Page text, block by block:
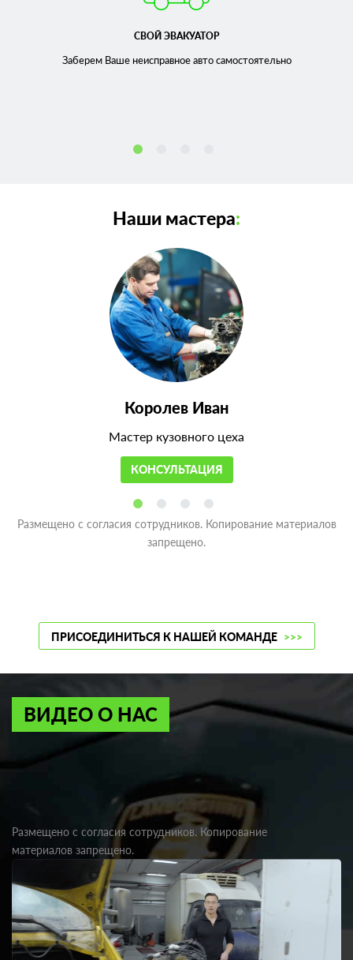
СВОЙ ЭВАКУАТОР
Заберем Ваше неисправноеавто самостоятельно
Наши мастера:
Королев Иван
Мастер кузовного цеха
КОНСУЛЬТАЦИЯ
Размещено с согласия сотрудников. Копирование материалов
запрещено.
ПРИСОЕДИНИТЬСЯ К НАШЕЙ КОМАНДЕ >>>
ВИДЕО О НАС
Размещено с согласия сотрудников. Копирование
материалов запрещено.